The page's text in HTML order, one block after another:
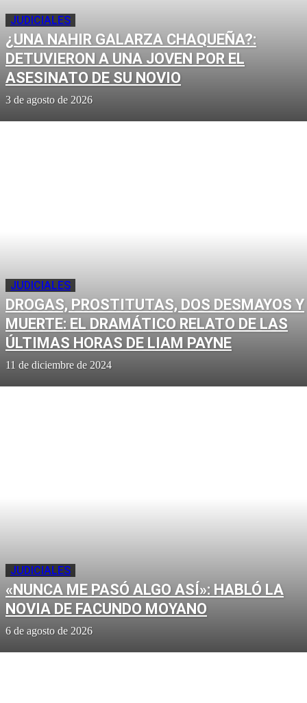
JUDICIALES
¿UNA NAHIR GALARZA CHAQUEÑA?:
DETUVIERON A UNA JOVEN POR EL
ASESINATO DE SU NOVIO
3 de agosto de 2026
JUDICIALES
DROGAS, PROSTITUTAS, DOS DESMAYOS Y
MUERTE: EL DRAMÁTICO RELATO DE LAS
ÚLTIMAS HORAS DE LIAM PAYNE
11 de diciembre de 2024
JUDICIALES
«NUNCA ME PASÓ ALGO ASÍ»: HABLÓ LA
NOVIA DE FACUNDO MOYANO
6 de agosto de 2026